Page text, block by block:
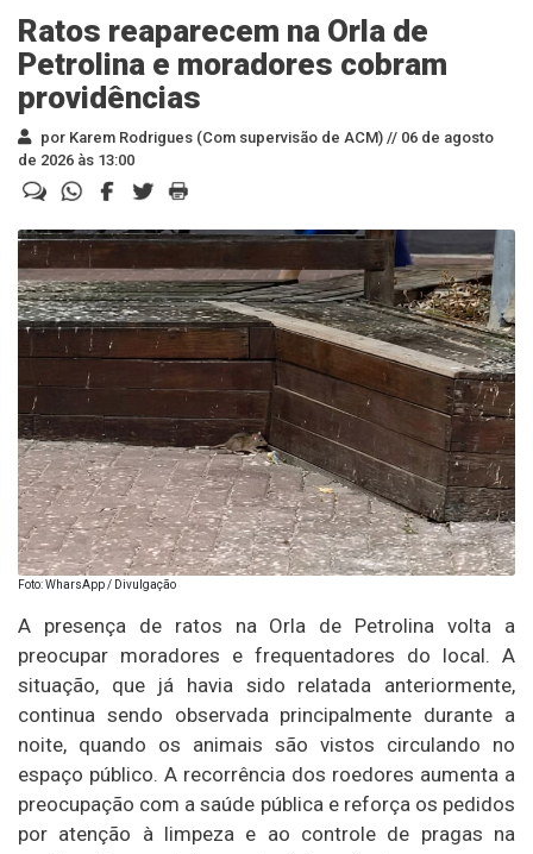
Ratos reaparecem na Orla de
Petrolina e moradores cobram
providências
por Karem Rodrigues (Com supervisão de ACM) // 06 de agosto
de 2026 às 13:00
Foto: WharsApp / Divulgação
A presença de ratos na Orla de Petrolina volta a
preocupar moradores e frequentadores do local. A
situação, que já havia sido relatada anteriormente,
continua sendo observada principalmente durante a
noite, quando os animais são vistos circulando no
espaço público. A recorrência dos roedores aumenta a
preocupação com a saúde pública e reforça os pedidos
por atenção à limpeza e ao controle de pragas na